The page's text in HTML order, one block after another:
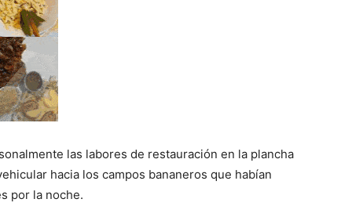
las labores de restauración en la plancha
hacia los campos bananeros que habían
por la noche.